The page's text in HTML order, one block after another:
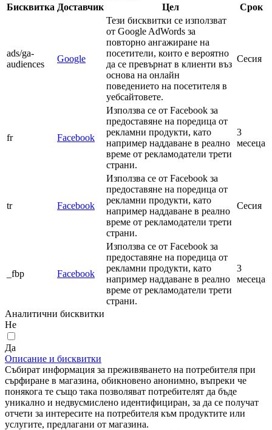
Бисквитка Доставчик Цел Срок
ads/ga-
audiences
Google
Тези бисквитки се използват
от Google AdWords за
повторно ангажиране на
посетители, които е вероятно
да се превърнат в клиенти въз
основа на онлайн
поведението на посетителя в
уебсайтовете.
Сесия
fr Facebook
Използва се от Facebook за
предоставяне на поредица от
рекламни продукти, като
например наддаване в реално
време от рекламодатели трети
страни.
3
месеца
tr Facebook
Използва се от Facebook за
предоставяне на поредица от
рекламни продукти, като
например наддаване в реално
време от рекламодатели трети
страни.
Сесия
_fbp Facebook
Използва се от Facebook за
предоставяне на поредица от
рекламни продукти, като
например наддаване в реално
време от рекламодатели трети
страни.
3
месеца
Аналитични бисквитки
Не
Да
Описание и бисквитки
Събират информация за преживяването на потребителя при
сърфиране в магазина, обикновено анонимно, въпреки че
понякога те също така позволяват потребителят да бъде
уникално и недвусмислено идентифициран, за да се получат
отчети за интересите на потребителя към продуктите или
услугите, предлагани от магазина.